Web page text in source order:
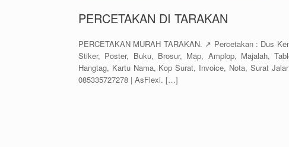
PERCETAKAN DI TARAKAN
PERCETAKAN MURAH TARAKAN. ↗️ Percetakan : Dus
Stiker, Poster, Buku, Brosur, Map, Amplop, Majalah,
Hangtag, Kartu Nama, Kop Surat, Invoice, Nota, Surat
085335727278 | AsFlexi. […]